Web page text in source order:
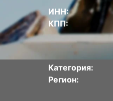
ИНН:
КПП:
Категория:
Регион: